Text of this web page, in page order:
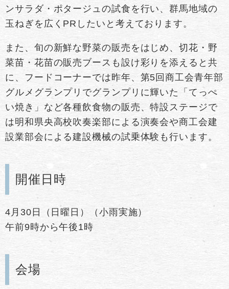
ンサラダ・ポタージュの試食を行い、群馬地域の
玉ねぎを広くPRしたいと考えております。
また、旬の新鮮な野菜の販売をはじめ、切花・野
菜苗・花苗の販売ブースも設け彩りを添えると共
に、フードコーナーでは昨年、第5回商工会青年部
グルメグランプリでグランプリに輝いた「てっぺ
い焼き」など各種飲食物の販売、特設ステージで
は明和県央高校吹奏楽部による演奏会や商工会建
設業部会による建設機械の試乗体験も行います。
開催日時
4月30日（日曜日）（小雨実施）
午前9時から午後1時
会場